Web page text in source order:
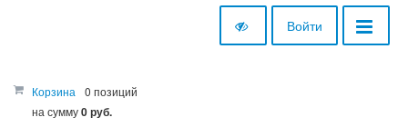
Войти
Корзина
0 позиций
на сумму0 руб.